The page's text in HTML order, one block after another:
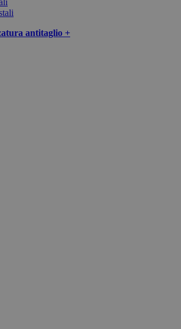
antitaglio +